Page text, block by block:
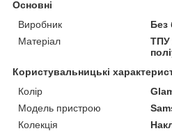
Основні
Виробник
Без
Матеріал
ТПУ
Користувальницькі
Колір
Модель пристрою
Колекція